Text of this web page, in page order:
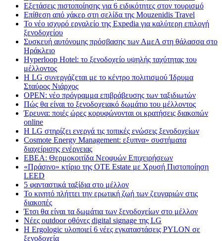
Εξετάσεις πιστοποίησης για 6 ειδικότητες στον τουρισμό
Επίθεση από χάκερ στη σελίδα της Mouzenidis Travel
Το νέο ισχυρό εργαλείο της Expedia για καλύτερη επιλογή
ξενοδοχείου
Συσκευή αυτόνομης πρόσβασης των ΑμεΑ στη θάλασσα στο
Ηράκλειο
Hyperloop Hotel: το ξενοδοχείο υψηλής ταχύτητας του
μέλλοντος
Η LG συνεργάζεται με το κέντρο πολιτισμού Ίδρυμα
Σταύρος Νιάρχος
OPEN: νέο πρόγραμμα επιβράβευσης των ταξιδιωτών
Πώς θα είναι το ξενοδοχειακό δωμάτιο του μέλλοντος
Έρευνα: ποιές ώρες κορυφώνονται οι κρατήσεις διακοπών
online
Η LG στηρίζει ενεργά τις τοπικές ενώσεις ξενοδοχείων
Cosmote Energy Management: εξυπνα» συστήματα
διαχείρισης ενέργειας
ΕΒΕΑ: Θερμοκοιτίδα Νεοφυών Επιχειρήσεων
«Πράσινο» κτίριο της OTE Estate με Χρυσή Πιστοποίηση
LEED
5 φανταστικά ταξίδια στο μέλλον
Το κινητό πλήττει την ερωτική ζωή των ζευγαριών στις
διακοπές
Έτσι θα είναι τα δωμάτια των ξενοδοχείων στο μέλλον
Nέες outdoor οθόνες digital signage της LG
Η Ergologic υλοποιεί 6 νέες εγκαταστάσεις PYLON σε
ξενοδοχεία